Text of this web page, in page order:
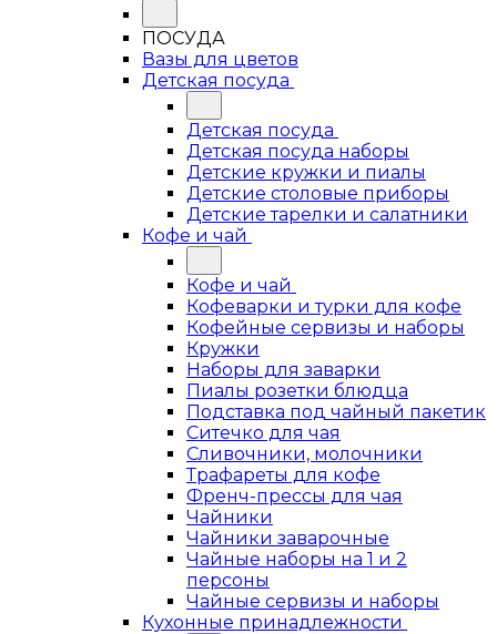
ПОСУДА
Вазы для цветов
Детская посуда
Детская посуда
Детская посуда наборы
Детские кружки и пиалы
Детские столовые приборы
Детские тарелки и салатники
Кофе и чай
Кофе и чай
Кофеварки и турки для кофе
Кофейные сервизы и наборы
Кружки
Наборы для заварки
Пиалы розетки блюдца
Подставка под чайный пакетик
Ситечко для чая
Сливочники, молочники
Трафареты для кофе
Френч-прессы для чая
Чайники
Чайники заварочные
Чайные наборы на 1 и 2
персоны
Чайные сервизы и наборы
Кухонные принадлежности